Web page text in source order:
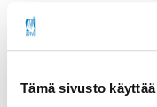
Tämä sivusto
erilliseksi osa-
tutkintokohtaisia